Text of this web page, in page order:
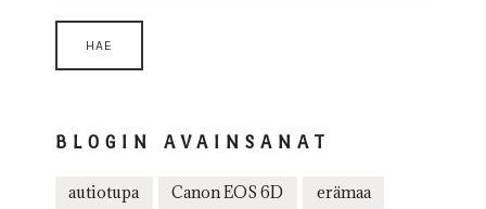
BLOGIN AVAINSANAT
autiotupa Canon EOS 6D erämaa